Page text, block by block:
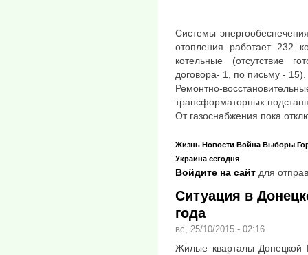
Системы
отопления работает 232
котельные (отсутствие
договора- 1, по письму - 15).
Ремонтно-
трансформаторных
От газоснабжения пока
Жизнь Новости Война Выборы
Украина сегодня
Войдите на сайт для
Ситуация в
года
вс, 25/10/2015 - 02:16
Жилые кварталы Донецкой